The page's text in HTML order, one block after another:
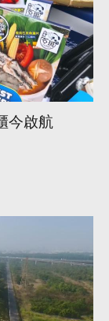
今啟航